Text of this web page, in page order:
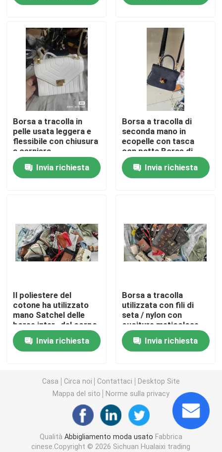
Video
Circa noi
Giro della fabbrica
Controllo di qualità
Contattici
Richieda una citazione
Abbigliamento per bambini primari
Scarpe degli uomini della seconda mano
seconde borse di mano
Borse di lusso di seconda mano
Scarpe da bambino usate
Abiti casual autunnali
Camicie da uomo nuovo modello
Borsa a tracolla in
pelle usata leggera e
flessibile con chiusura
a cerniera
Invia richiesta
Borsa a tracolla di
seconda mano in
ecopelle con tasca
con patta Borse di
lusso di seconda mano
Invia richiesta
Il poliestere del
cotone ha utilizzato
mano Satchel delle
borse inter- del corpo
la seconda
Invia richiesta
Borsa a tracolla
utilizzata con fili di
seta / nylon con
cuciture meticolose
Invia richiesta
Casa Circa noi Contattaci
Desktop Site
Mappa del sito
Norme sulla privacy
Qualità Abbigliamento moda usato Fabbrica
cinese.Copyright © 2026 Sichuan Hualaixi trading